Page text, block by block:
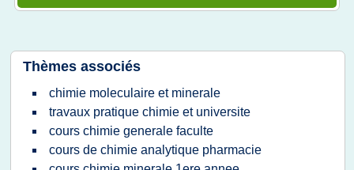
Thèmes associés
chimie moleculaire et minerale
travaux pratique chimie et universite
cours chimie generale faculte
cours de chimie analytique pharmacie